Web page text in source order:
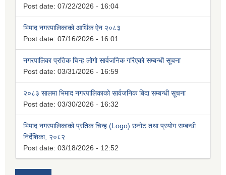
Post date: 07/22/2026 - 16:04
भिमाद नगरपालिकाको आर्थिक ऐन २०८३
Post date: 07/16/2026 - 16:01
नगरपालिका प्रतिक चिन्ह लोगो सार्वजनिक गरिएको सम्बन्धी सूचना
Post date: 03/31/2026 - 16:59
२०८३ सालमा भिमाद नगरपालिकाको सार्वजनिक बिदा सम्बन्धी सूचना
Post date: 03/30/2026 - 16:32
भिमाद नगरपालिकाको प्रतिक चिन्ह (Logo) छनोट तथा प्रयोग सम्बन्धी
निर्देशिका, २०८२
Post date: 03/18/2026 - 12:52